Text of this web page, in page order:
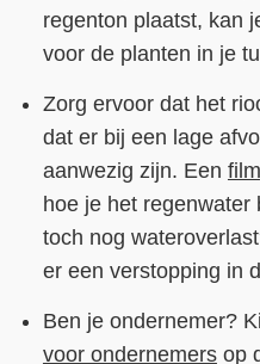
regenton plaatst, kan
voor de planten in je
Zorg ervoor dat het
dat er bij een lage
aanwezig zijn. Een
hoe je het regenwater
toch nog
er een verstopping in
Ben je ondernemer?
voor ondernemersop